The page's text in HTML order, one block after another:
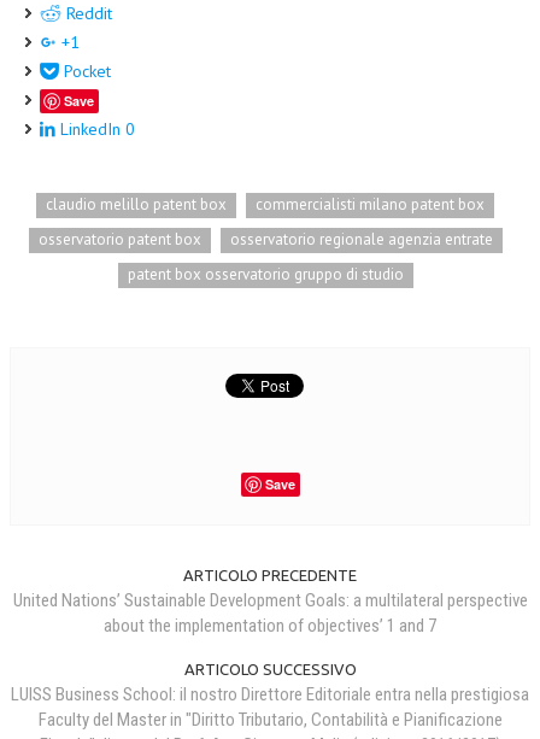
SICUREZZA SUL LAVORO
DIRITTO TRIBUTARIO
CRIMINOLOGIA TRIBUTARIA
CFC E PARADISI FISCALI
COSTITUZIONALE
CIVILE
PENALE
Reddit
+1
Pocket
Save
LinkedIn 0
claudio melillo patent box
commercialisti milano patent box
osservatorio patent box
osservatorio regionale agenzia entrate
patent box osservatorio gruppo di studio
Save
ARTICOLO PRECEDENTE
United Nations’ Sustainable Development Goals: a multilateral perspective
about the implementation of objectives’ 1 and 7
ARTICOLO SUCCESSIVO
LUISS Business School: il nostro Direttore Editoriale entra nella prestigiosa
Faculty del Master in "Diritto Tributario, Contabilità e Pianificazione